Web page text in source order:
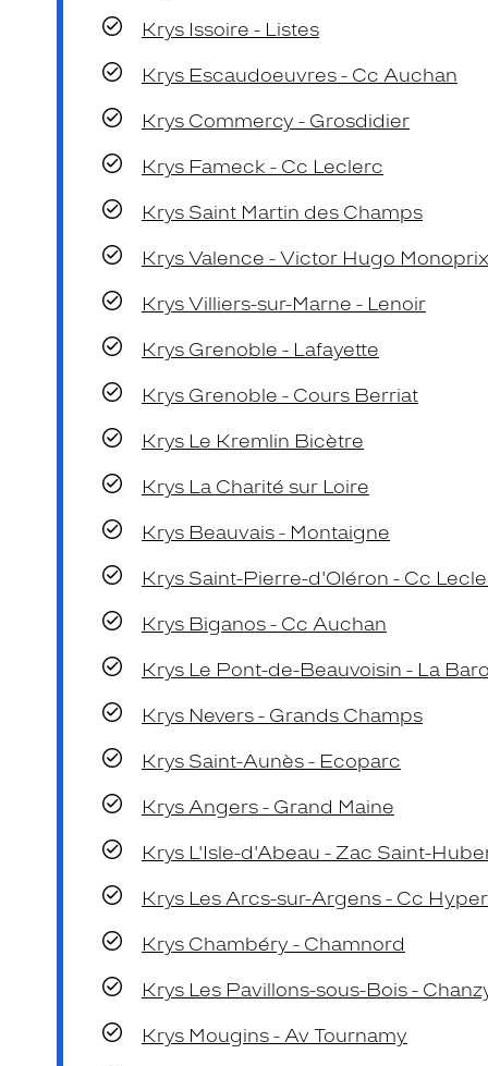
Krys Issoire - Listes
Krys Escaudoeuvres - Cc Auchan
Krys Commercy - Grosdidier
Krys Fameck - Cc Leclerc
Krys Saint Martin des Champs
Krys Valence - Victor Hugo Monoprix
Krys Villiers-sur-Marne - Lenoir
Krys Grenoble - Lafayette
Krys Grenoble - Cours Berriat
Krys Le Kremlin Bicètre
Krys La Charité sur Loire
Krys Beauvais - Montaigne
Krys Saint-Pierre-d'Oléron - Cc
Krys Biganos - Cc Auchan
Krys Le Pont-de-Beauvoisin - La
Krys Nevers - Grands Champs
Krys Saint-Aunès - Ecoparc
Krys Angers - Grand Maine
Krys L'Isle-d'Abeau - Zac Saint-
Krys Les Arcs-sur-Argens - Cc
Krys Chambéry - Chamnord
Krys Les Pavillons-sous-Bois -
Krys Mougins - Av Tournamy